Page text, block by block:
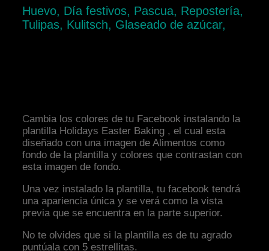
Huevo, Día festivos, Pascua, Repostería,
Tulipas, Kulitsch, Glaseado de azúcar,
Cambia los colores de tu Facebook instalando la
plantilla Holidays Easter Baking , el cual esta
diseñado con una imagen de Alimentos como
fondo de la plantilla y colores que contrastan con
esta imagen de fondo.
Una vez instalado la plantilla, tu facebook tendrá
una apariencia única y se verá como la vista
previa que se encuentra en la parte superior.
No te olvides que si la plantilla es de tu agrado
puntúala con 5 estrellitas.